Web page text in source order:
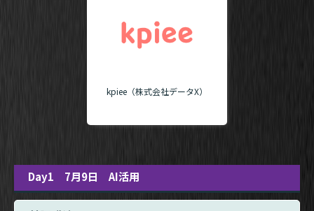
kpiee（株式会社データX）
Day1 7月9日 AI活用